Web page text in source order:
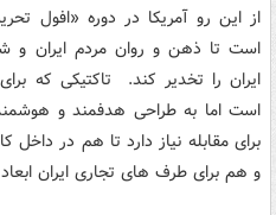
از این رو آمریکا در دوره «افول
است تا ذهن و روان مردم ایران
ایران را تخدیر کند. تاکتیکی که
است اما به طراحی هدفمند و
برای مقابله نیاز دارد تا هم در
و هم برای طرف های تجاری ایران